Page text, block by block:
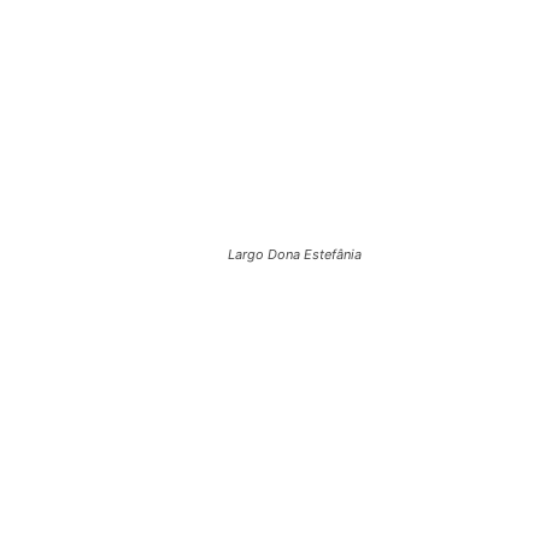
Largo Dona Estefânia